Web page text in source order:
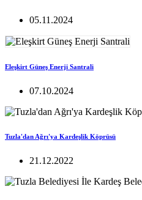
05.11.2024
Eleşkirt Güneş Enerji Santrali
07.10.2024
Tuzla'dan Ağrı'ya Kardeşlik Köprüsü
21.12.2022